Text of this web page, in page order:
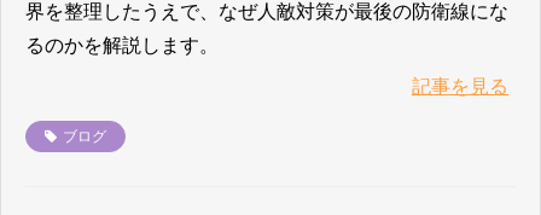
界を整理したうえで、なぜ人敵対策が最後の防衛線にな
るのかを解説します。
記事を見る
ブログ